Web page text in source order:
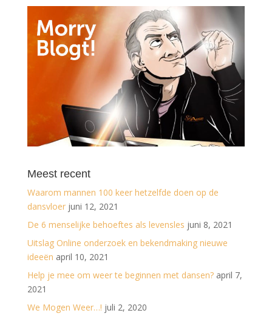
Meest recent
Waarom mannen 100 keer hetzelfde doen op de
dansvloer juni 12, 2021
De 6 menselijke behoeftes als levensles juni 8, 2021
Uitslag Online onderzoek en bekendmaking nieuwe
ideeën april 10, 2021
Help je mee om weer te beginnen met dansen? april 7,
2021
We Mogen Weer…! juli 2, 2020